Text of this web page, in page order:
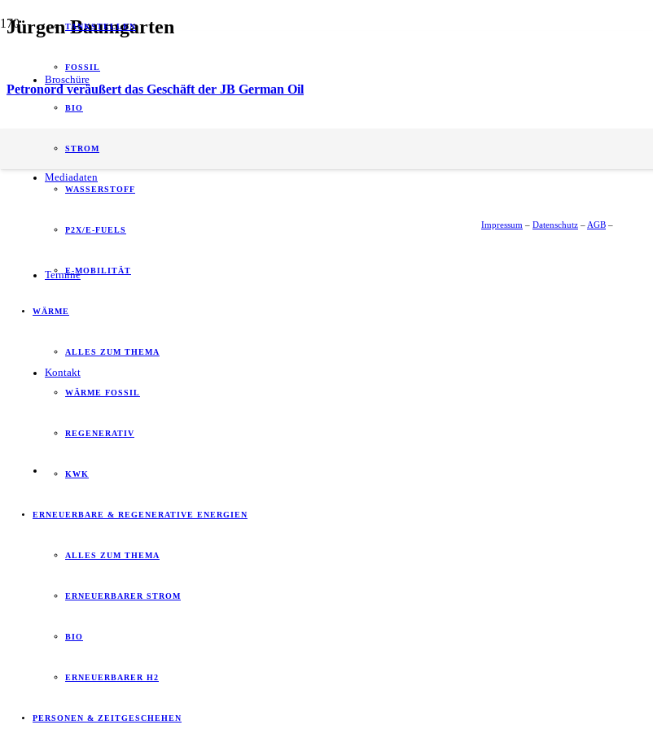
Broschüre
Mediadaten
Termine
Kontakt
TANKSTELLEN
FOSSIL
BIO
STROM
WASSERSTOFF
P2X/E-FUELS
E-MOBILITÄT
WÄRME
ALLES ZUM THEMA
WÄRME FOSSIL
REGENERATIV
KWK
ERNEUERBARE & REGENERATIVE ENERGIEN
ALLES ZUM THEMA
ERNEUERBARER STROM
BIO
ERNEUERBARER H2
PERSONEN & ZEITGESCHEHEN
Jürgen Baumgarten
Petronord veräußert das Geschäft der JB German Oil
Impressum – Datenschutz – AGB –